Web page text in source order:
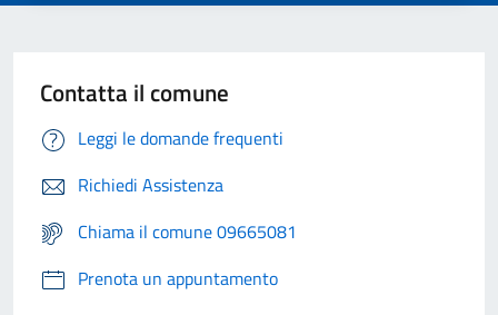
Contatta il comune
Leggi le domande frequenti
Richiedi Assistenza
Chiama il comune 09665081
Prenota un appuntamento